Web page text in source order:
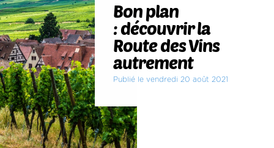
Bon plan
: découvrir la
Route des Vins
autrement
Publié le vendredi 20 août 2021